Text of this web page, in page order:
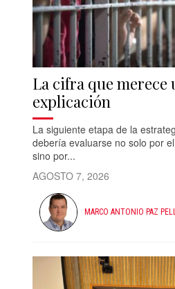
La cifra que merece
explicación
La siguiente etapa de la
debería evaluarse no solo por
sino por...
AGOSTO 7, 2026
MARCO ANTONIO PAZ